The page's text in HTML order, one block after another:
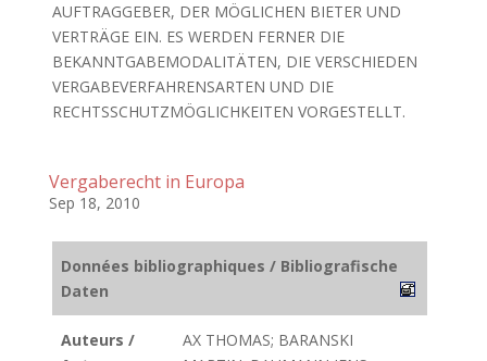
AUFTRAGGEBER, DER MÖGLICHEN BIETER UND
VERTRÄGE EIN. ES WERDEN FERNER DIE
BEKANNTGABEMODALITÄTEN, DIE VERSCHIEDEN
VERGABEVERFAHRENSARTEN UND DIE
RECHTSSCHUTZMÖGLICHKEITEN VORGESTELLT.
Vergaberecht in Europa
Sep 18, 2010
Données bibliographiques / Bibliografische
Daten
Auteurs /
AX THOMAS; BARANSKI